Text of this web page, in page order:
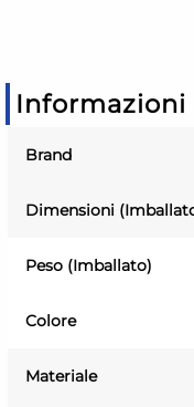
Brand
Dimensioni
Peso (Imballato)
Colore
Materiale